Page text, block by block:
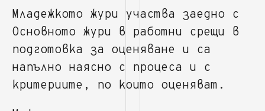
Младежкото жури участва заедно с
Основното жури в работни срещи в
подготовка за оценяване и са
напълно наясно с процеса и с
критериите, по които оценяват.